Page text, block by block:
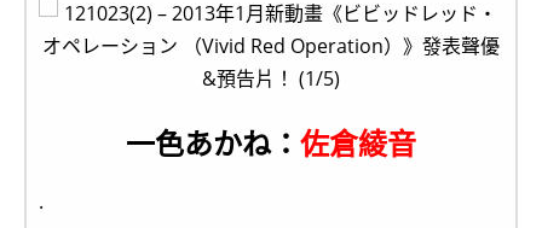
一色あかね： 佐倉綾音
.